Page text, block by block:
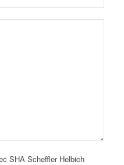
SHA Scheffler Helbich